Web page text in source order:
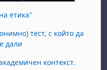
етика"
тест, с който да
дали
контекст.